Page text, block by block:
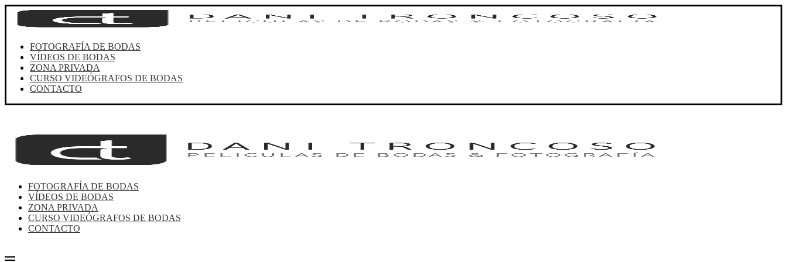
FOTOGRAFÍA DE BODAS
VÍDEOS DE BODAS
ZONA PRIVADA
CURSO VIDEÓGRAFOS DE BODAS
CONTACTO
FOTOGRAFÍA DE BODAS
VÍDEOS DE BODAS
ZONA PRIVADA
CURSO VIDEÓGRAFOS DE BODAS
CONTACTO